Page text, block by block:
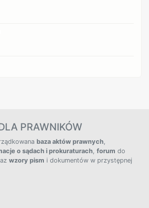
PRAWNIKÓW
baza aktów prawnych,
o sądach i prokuraturach, forum do
wzory pism i dokumentów w przystępnej